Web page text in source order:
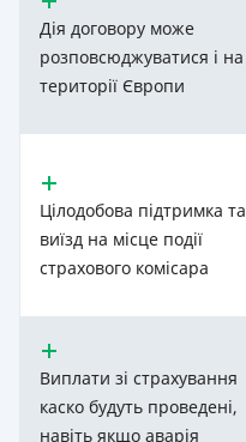
Дія договору може
розповсюджуватися і на
території Європи
Цілодобова підтримка та
виїзд на місце події
страхового комісара
Виплати зі страхування
каско будуть проведені,
навіть якщо аварія